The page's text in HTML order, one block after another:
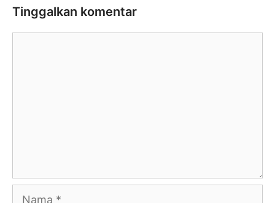
Tinggalkan komentar
Nama